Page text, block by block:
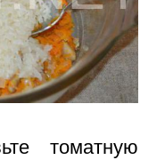
томатную